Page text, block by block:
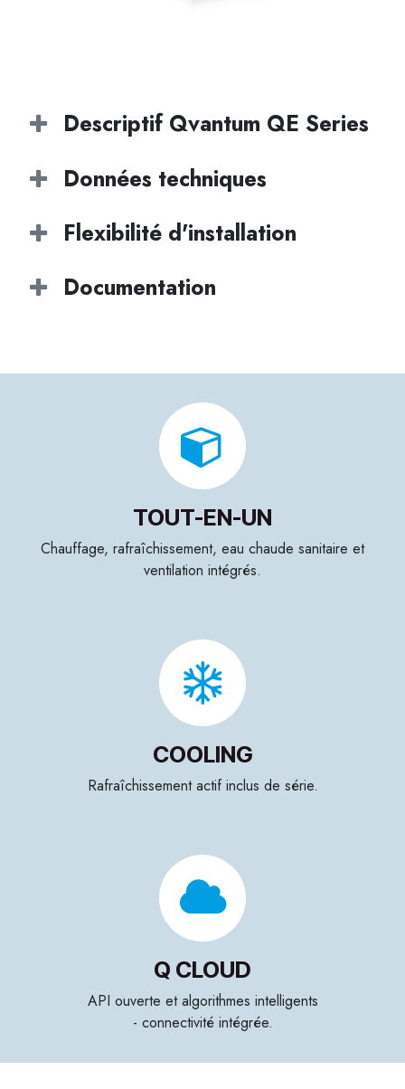
Descriptif Qvantum QE Series
Données techniques
Flexibilité d'installation
Documentation
TOUT-EN-UN
Chauffage, rafraîchissement, eau chaude sanitaire et
ventilation intégrés.
COOLING
Rafraîchissement actif inclus de série.
Q CLOUD
API ouverte et algorithmes intelligents
- connectivité intégrée.